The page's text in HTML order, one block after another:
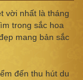
vời nhất là tháng
trong sắc hoa
mang bản sắc
đến thu hút du